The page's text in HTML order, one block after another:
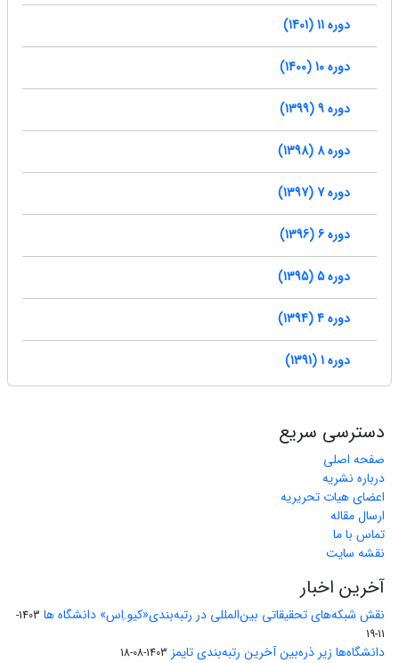
دوره 11 (1401)
دوره 10 (1400)
دوره 9 (1399)
دوره 8 (1398)
دوره 7 (1397)
دوره 6 (1396)
دوره 5 (1395)
دوره 4 (1394)
دوره 1 (1391)
دسترسی سریع
صفحه اصلی
درباره نشریه
اعضای هیات تحریریه
ارسال مقاله
تماس با ما
نقشه سایت
آخرین اخبار
نقش شبکه‌های تحقیقاتی بین‌المللی در رتبه‌بندی«کیو.اِس» دانشگاه ها
1403-
11-19
دانشگاه‌ها زیر ذره‌بین آخرین رتبه‌بندی تایمز 1403-08-18